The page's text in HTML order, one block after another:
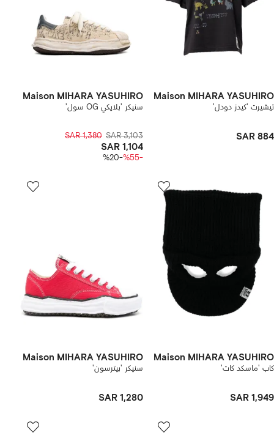
Maison MIHARA YASUHIRO
تيشيرت 'كيدز دودل'
SAR 884
Maison MIHARA YASUHIRO
سنيكر 'بلايكي OG سول'
SAR 3,103
SAR 1,380
SAR 1,104
-%55
-%20
Maison MIHARA YASUHIRO
كاب 'ماسكد كات'
SAR 1,949
Maison MIHARA YASUHIRO
سنيكر 'بيترسون'
SAR 1,280